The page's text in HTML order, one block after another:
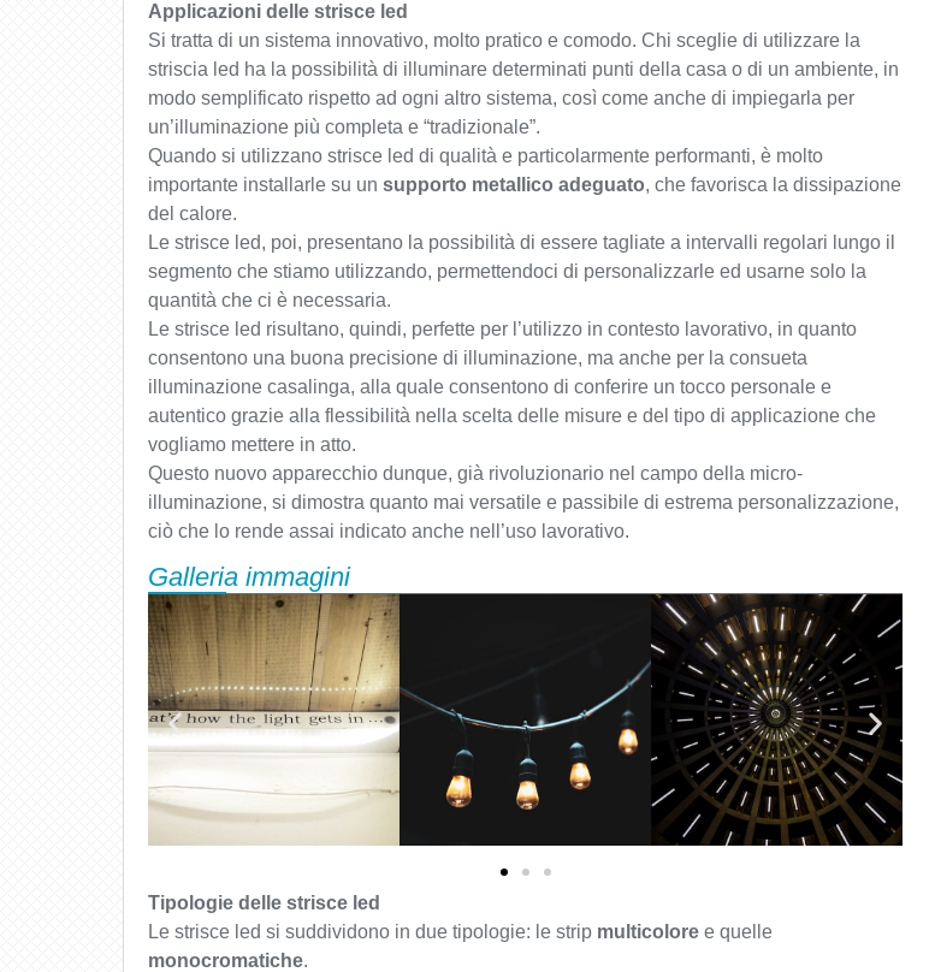
Applicazioni delle strisce led
Si tratta di un sistema innovativo, molto pratico e comodo. Chi sceglie di utilizzare la
striscia led ha la possibilità di illuminare determinati punti della casa o di un ambiente, in
modo semplificato rispetto ad ogni altro sistema, così come anche di impiegarla per
un’illuminazione più completa e “tradizionale”.
Quando si utilizzano strisce led di qualità e particolarmente performanti, è molto
importante installarle su un supporto metallico adeguato, che favorisca la dissipazione
del calore.
Le strisce led, poi, presentano la possibilità di essere tagliate a intervalli regolari lungo il
segmento che stiamo utilizzando, permettendoci di personalizzarle ed usarne solo la
quantità che ci è necessaria.
Le strisce led risultano, quindi, perfette per l’utilizzo in contesto lavorativo, in quanto
consentono una buona precisione di illuminazione, ma anche per la consueta
illuminazione casalinga, alla quale consentono di conferire un tocco personale e
autentico grazie alla flessibilità nella scelta delle misure e del tipo di applicazione che
vogliamo mettere in atto.
Questo nuovo apparecchio dunque, già rivoluzionario nel campo della micro-
illuminazione, si dimostra quanto mai versatile e passibile di estrema personalizzazione,
ciò che lo rende assai indicato anche nell’uso lavorativo.
Galleria immagini
Tipologie delle strisce led
Le strisce led si suddividono in due tipologie: le strip multicolore e quelle
monocromatiche.